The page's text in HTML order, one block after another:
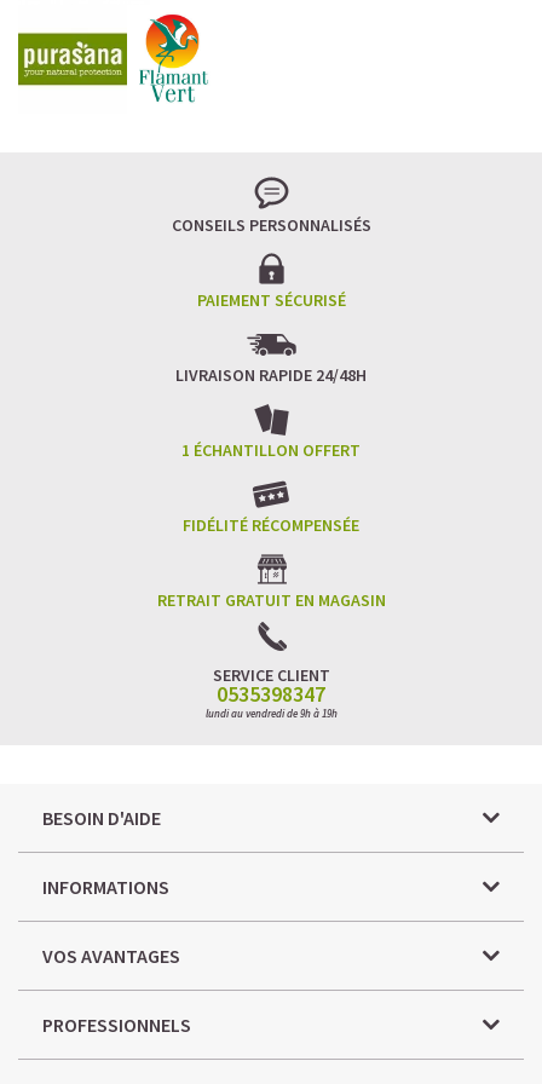
CONSEILS PERSONNALISÉS
PAIEMENT SÉCURISÉ
LIVRAISON RAPIDE 24/48H
1 ÉCHANTILLON OFFERT
FIDÉLITÉ RÉCOMPENSÉE
RETRAIT GRATUIT EN MAGASIN
SERVICE CLIENT
0535398347
lundi au vendredi de 9h à 19h
BESOIN D'AIDE
INFORMATIONS
VOS AVANTAGES
PROFESSIONNELS